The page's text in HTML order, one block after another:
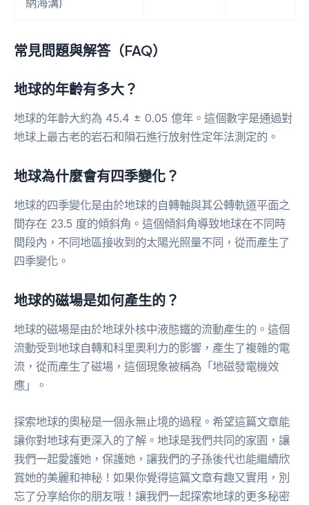
納海溝)
常見問題與解答（FAQ）
地球的年齡有多大？
地球的年齡大約為 45.4 ± 0.05 億年。這個數字是通過對
地球上最古老的岩石和隕石進行放射性定年法測定的。
地球為什麼會有四季變化？
地球的四季變化是由於地球的自轉軸與其公轉軌道平面之
間存在 23.5 度的傾斜角。這個傾斜角導致地球在不同時
間段內，不同地區接收到的太陽光照量不同，從而產生了
四季變化。
地球的磁場是如何產生的？
地球的磁場是由於地球外核中液態鐵的流動產生的。這個
流動受到地球自轉和科里奧利力的影響，產生了複雜的電
流，從而產生了磁場，這個現象被稱為「地磁發電機效
應」。
探索地球的奧秘是一個永無止境的過程。希望這篇文章能
讓你對地球有更深入的了解。地球是我們共同的家園，讓
我們一起愛護她，保護她，讓我們的子孫後代也能繼續欣
賞她的美麗和神秘！如果你覺得這篇文章有趣又實用，別
忘了分享給你的朋友哦！讓我們一起探索地球的更多秘密